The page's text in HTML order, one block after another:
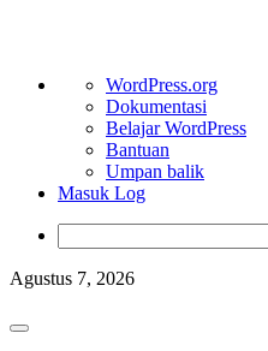
Tentang
WordPress
WordPress.org
Dokumentasi
Belajar WordPress
Bantuan
Umpan balik
Masuk Log
Skip
content
Agustus 7, 2026
Primary